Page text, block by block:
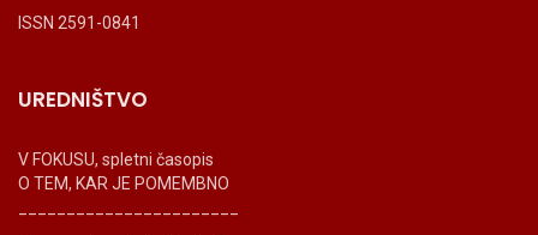
ISSN 2591-0841
UREDNIŠTVO
V FOKUSU, spletni časopis
O TEM, KAR JE POMEMBNO